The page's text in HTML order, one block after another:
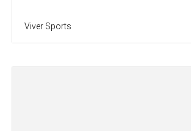
Viver Sports